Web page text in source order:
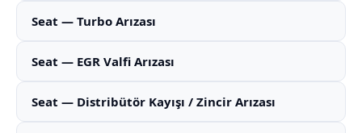
Seat — Turbo Arızası
Seat — EGR Valfi Arızası
Seat — Distribütör Kayışı / Zincir Arızası